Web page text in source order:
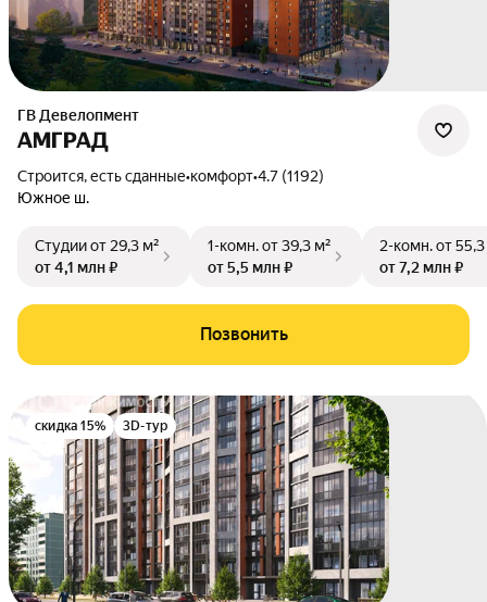
ГВ Девелопмент
АМГРАД
Строится, есть сданные•комфорт•4.7 (1192)
Южное ш.
Студииот 29,3 м²
от 4,1 млн ₽
1-комн.от 39,3 м²
от 5,5 млн ₽
2-комн.от
от 7,2 млн ₽
Позвонить
скидка 15% 3D-тур